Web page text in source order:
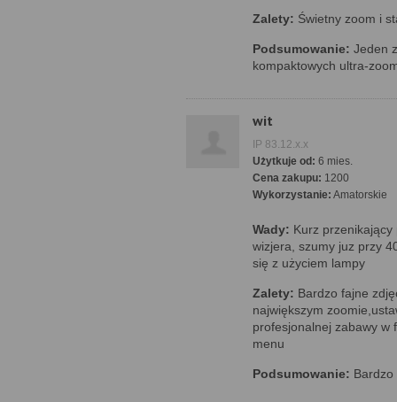
Zalety: Świetny zoom i
Podsumowanie: Jeden
kompaktowych ultra-
wit
IP 83.12.x.x
Użytkuje od: 6 mies.
Cena zakupu: 1200
Wykorzystanie: Amatorskie
Wady: Kurz
wizjera, szumy juz przy
się z użyciem lampy
Zalety: Bardzo fajne
największym
profesjonalnej zabawy w
menu
Podsumowanie: